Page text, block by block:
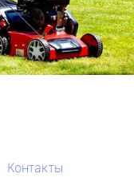
Контакты